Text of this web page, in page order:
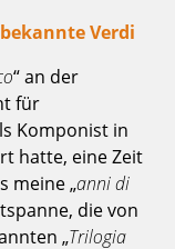
Verdi
“ an der
für
Komponist in
hatte, eine Zeit
meine „anni di
die von
„Trilogia